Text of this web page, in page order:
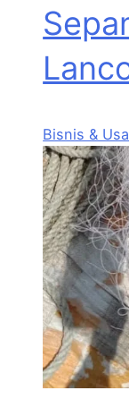
Bisnis &